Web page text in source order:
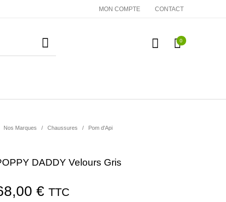
MON COMPTE CONTACT
0
Nos Marques / Chaussures / Pom d'Api
DADDY Velours Gris
prix initial était : 85,00 €.
€ Le prix actuel est : 68,00 €.
TTC